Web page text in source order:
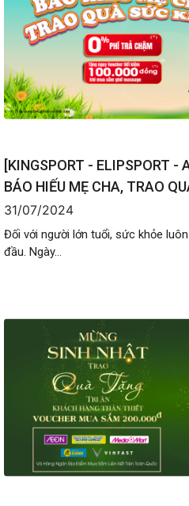
[KINGSPORT - ELIPSPORT -
BÁO HIẾU MẸ CHA, TRAO
31/07/2024
Đối với người lớn tuổi, sức khỏe
đầu. Ngày...